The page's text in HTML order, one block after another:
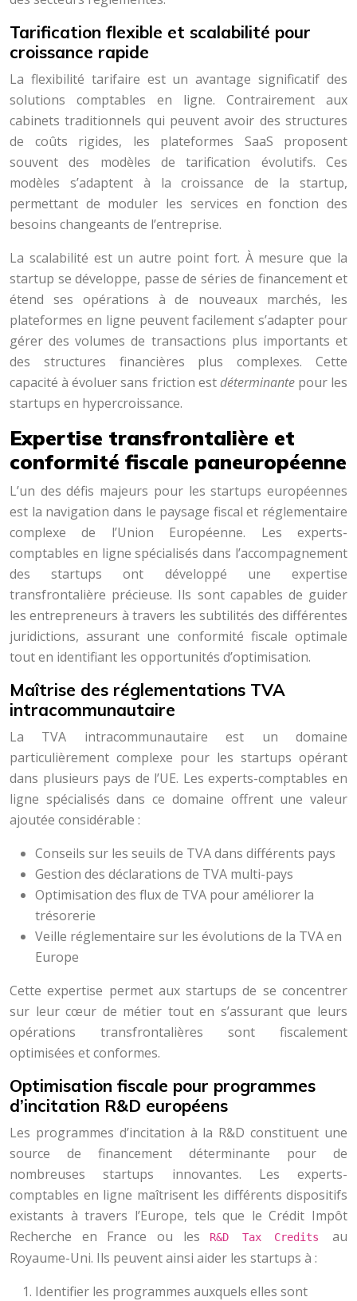
Tarification flexible et scalabilité pour
croissance rapide
La flexibilité tarifaire est un avantage significatif des
solutions comptables en ligne. Contrairement aux
cabinets traditionnels qui peuvent avoir des structures
de coûts rigides, les plateformes SaaS proposent
souvent des modèles de tarification évolutifs. Ces
modèles s’adaptent à la croissance de la startup,
permettant de moduler les services en fonction des
besoins changeants de l’entreprise.
La scalabilité est un autre point fort. À mesure que la
startup se développe, passe de séries de financement et
étend ses opérations à de nouveaux marchés, les
plateformes en ligne peuvent facilement s’adapter pour
gérer des volumes de transactions plus importants et
des structures financières plus complexes. Cette
capacité à évoluer sans friction estdéterminante pour les
startups en hypercroissance.
Expertise transfrontalière et
conformité fiscale paneuropéenne
L’un des défis majeurs pour les startups européennes
est la navigation dans le paysage fiscal et réglementaire
complexe de l’Union Européenne. Les experts-
comptables en ligne spécialisés dans l’accompagnement
des startups ont développé une expertise
transfrontalière précieuse. Ils sont capables de guider
les entrepreneurs à travers les subtilités des différentes
juridictions, assurant une conformité fiscale optimale
tout en identifiant les opportunités d’optimisation.
Maîtrise des réglementations TVA
intracommunautaire
La TVA intracommunautaire est un domaine
particulièrement complexe pour les startups opérant
dans plusieurs pays de l’UE. Les experts-comptables en
ligne spécialisés dans ce domaine offrent une valeur
ajoutée considérable :
Conseils sur les seuils de TVA dans différents pays
Gestion des déclarations de TVA multi-pays
Optimisation des flux de TVA pour améliorer la
trésorerie
Veille réglementaire sur les évolutions de la TVA en
Europe
Cette expertise permet aux startups de se concentrer
sur leur cœur de métier tout en s’assurant que leurs
opérations transfrontalières sont fiscalement
optimisées et conformes.
Optimisation fiscale pour programmes
d’incitation R&D européens
Les programmes d’incitation à la R&D constituent une
source de financement déterminante pour de
nombreuses startups innovantes. Les experts-
comptables en ligne maîtrisent les différents dispositifs
existants à travers l’Europe, tels que le Crédit Impôt
Recherche en France ou les
R&D Tax Credits au
Royaume-Uni. Ils peuvent ainsi aider les startups à :
Identifier les programmes auxquels elles sont